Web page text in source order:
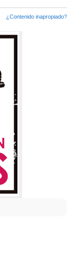
¿Contenido inapropiado?